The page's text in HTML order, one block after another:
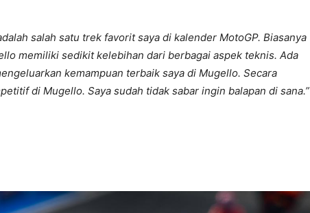
salah satu trek favorit saya di kalender MotoGP. Biasanya
memiliki sedikit kelebihan dari berbagai aspek teknis. Ada
kemampuan terbaik saya di Mugello. Secara
di Mugello. Saya sudah tidak sabar ingin balapan di sana.”